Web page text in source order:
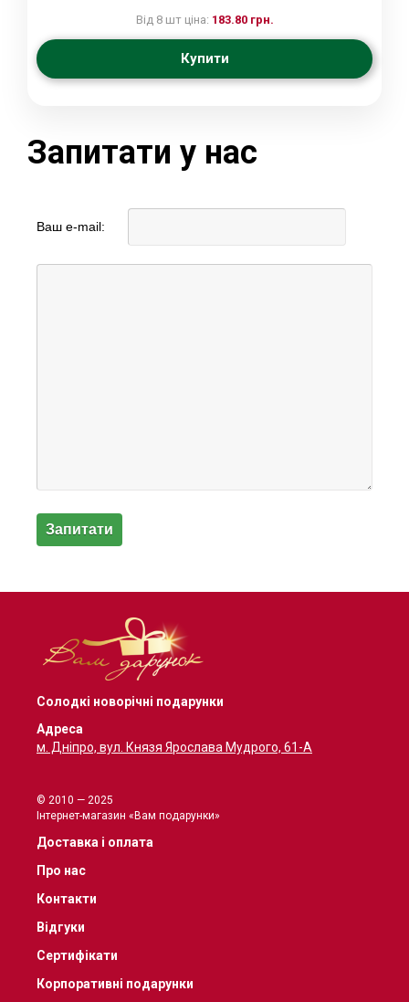
Від 8 шт ціна: 183.80 грн.
Купити
Запитати у нас
Ваш e-mail:
Солодкі новорічні подарунки
Адреса
м. Дніпро, вул. Князя Ярослава Мудрого, 61-А
© 2010 — 2025
Інтернет-магазин «Вам подарунки»
Доставка і оплата
Про нас
Контакти
Відгуки
Сертифікати
Корпоративні подарунки